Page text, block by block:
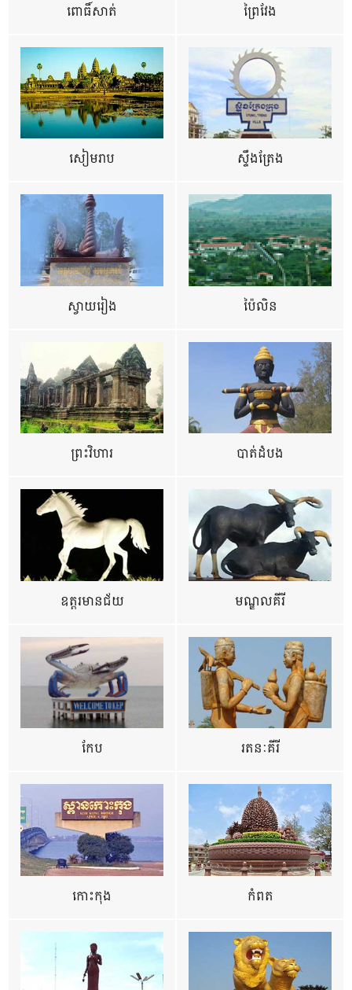
ពោធិ៍សាត់ ព្រៃវែង
សៀមរាប ស្ទឹងត្រែង
ស្វាយរៀង ប៉ៃលិន
ព្រះវិហារ បាត់ដំបង
ឧត្ដរមានជ័យ មណ្ឌលគីរី
កែប រតនៈគីរី
កោះកុង កំពត